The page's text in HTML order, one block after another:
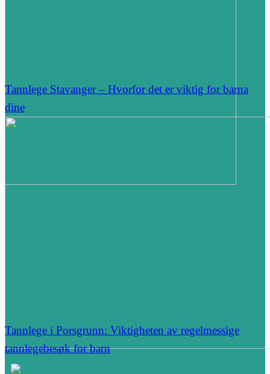
Tannlege Stavanger – Hvorfor det er viktig for barna
dine
Tannlege i Porsgrunn: Viktigheten av regelmessige
tannlegebesøk for barn